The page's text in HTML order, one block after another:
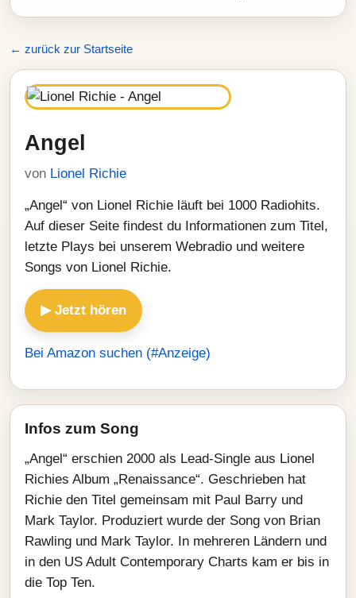
← zurück zur Startseite
Angel
von Lionel Richie
„Angel“ von Lionel Richie läuft bei 1000 Radiohits.
Auf dieser Seite findest du Informationen zum Titel,
letzte Plays bei unserem Webradio und weitere
Songs von Lionel Richie.
▶ Jetzt hören
Bei Amazon suchen (#Anzeige)
Infos zum Song
„Angel“ erschien 2000 als Lead-Single aus Lionel
Richies Album „Renaissance“. Geschrieben hat
Richie den Titel gemeinsam mit Paul Barry und
Mark Taylor. Produziert wurde der Song von Brian
Rawling und Mark Taylor. In mehreren Ländern und
in den US Adult Contemporary Charts kam er bis in
die Top Ten.